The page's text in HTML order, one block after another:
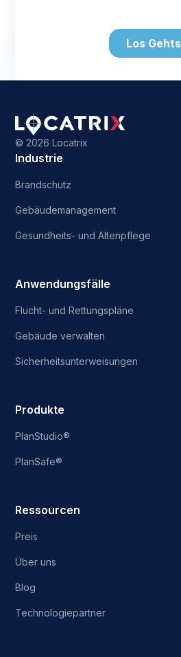
©2026 Locatrix
Industrie
Brandschutz
Gebäudemanagement
Gesundheits- und Altenpflege
Anwendungsfälle
Flucht- und Rettungspläne
Gebäude verwalten
Sicherheitsunterweisungen
Produkte
PlanStudio®
PlanSafe®
Ressourcen
Preis
Über uns
Blog
Technologiepartner